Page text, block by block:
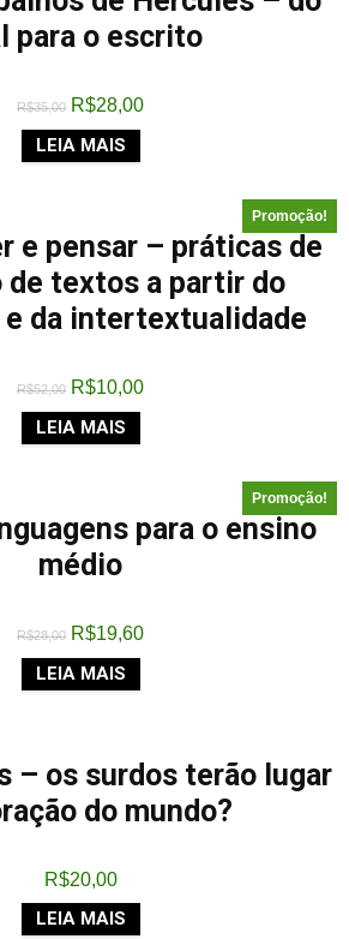
para o escrito
R$35,00 R$28,00
LEIA MAIS
Promoção!
e pensar – práticas de
de textos a partir do
da intertextualidade
R$52,00 R$10,00
LEIA MAIS
Promoção!
para o ensino
médio
R$28,00 R$19,60
LEIA MAIS
– os surdos terão lugar
do mundo?
R$20,00
LEIA MAIS